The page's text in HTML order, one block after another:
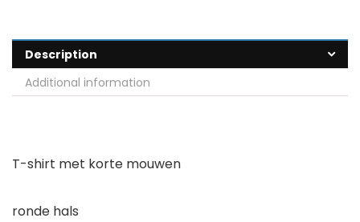
Description
Additional information
T-shirt met korte mouwen
ronde hals